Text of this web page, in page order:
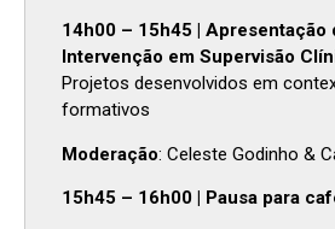
14h00 – 15h45 | Apresentação
Intervenção em Supervisão
Projetos desenvolvidos em
formativos
Moderação: Celeste Godinho &
15h45 – 16h00 | Pausa para